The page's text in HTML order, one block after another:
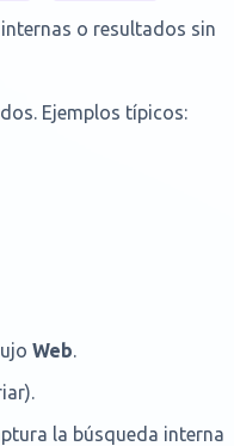
o resultados sin
Ejemplos típicos:
Web.
la búsqueda interna